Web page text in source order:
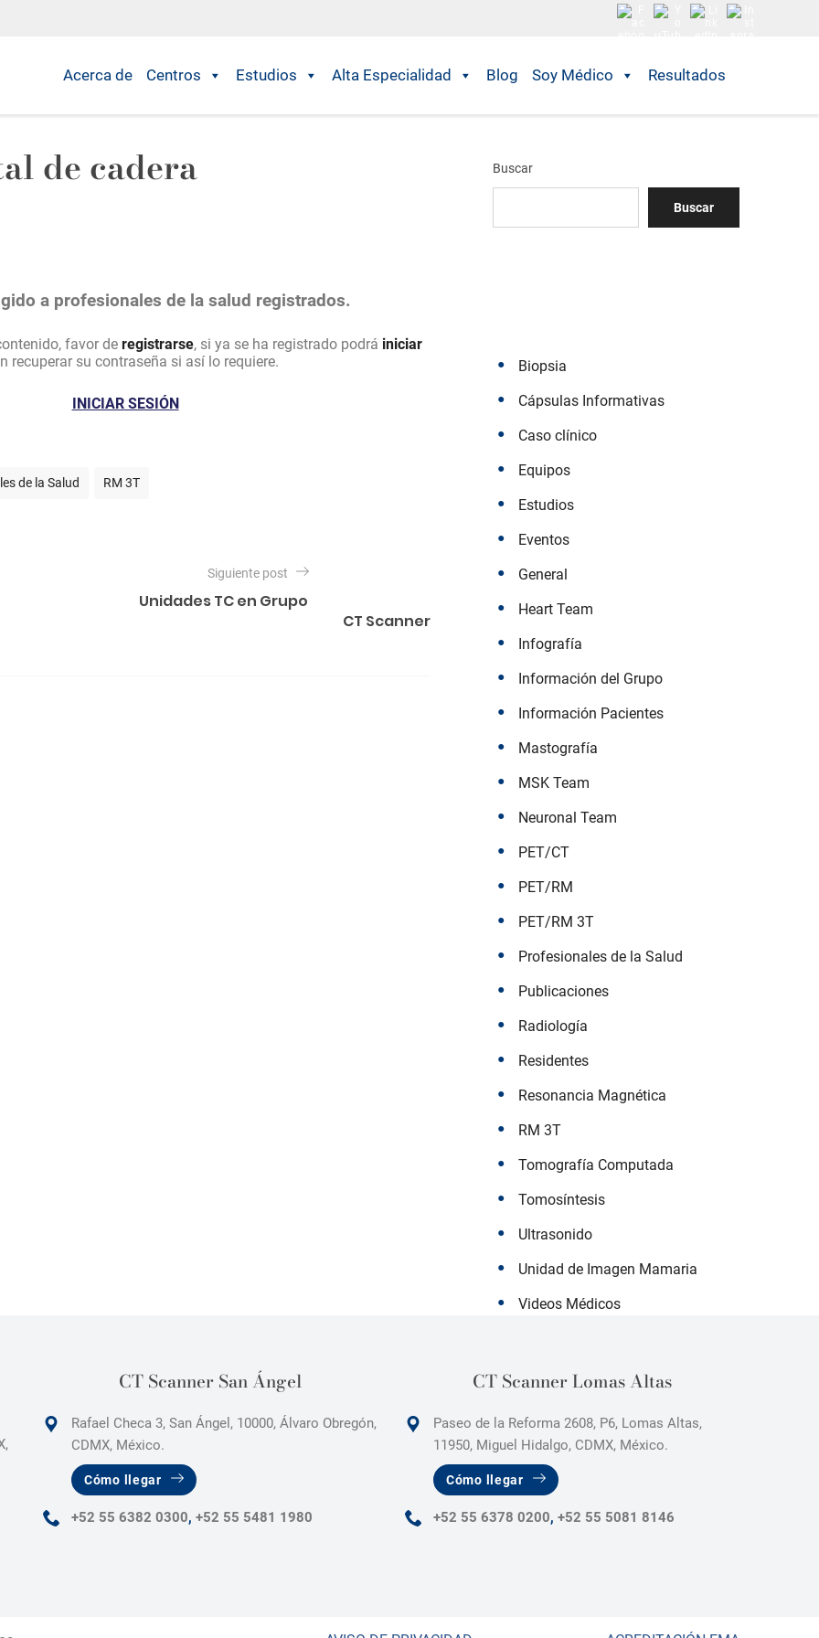
Acerca de Centros Estudios Alta Especialidad Blog Soy Médico Resultados
de cadera
a profesionales de la salud registrados.
favor de registrarse, si ya se ha registrado podrá iniciar
recuperar su contraseña si así lo requiere.
INICIAR SESIÓN
de la Salud RM 3T
Siguiente post
Unidades TC en Grupo
CT Scanner
Buscar
Buscar
Biopsia
Cápsulas Informativas
Caso clínico
Equipos
Estudios
Eventos
General
Heart Team
Infografía
Información del Grupo
Información Pacientes
Mastografía
MSK Team
Neuronal Team
PET/CT
PET/RM
PET/RM 3T
Profesionales de la Salud
Publicaciones
Radiología
Residentes
Resonancia Magnética
RM 3T
Tomografía Computada
Tomosíntesis
Ultrasonido
Unidad de Imagen Mamaria
Videos Médicos
CT Scanner San Ángel
Rafael Checa 3, San Ángel, 10000, Álvaro Obregón,
CDMX, México.
Cómo llegar
+52 55 6382 0300, +52 55 5481 1980
CT Scanner Lomas Altas
Paseo de la Reforma 2608, P6, Lomas Altas,
11950, Miguel Hidalgo, CDMX, México.
Cómo llegar
+52 55 6378 0200, +52 55 5081 8146